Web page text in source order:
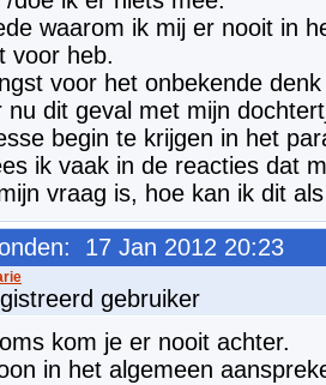
waarom ik mij er nooit in
voor heb.
voor het onbekende
nu dit geval met mijn
begin te krijgen in het
ik vaak in de reacties dat
vraag is, hoe kan ik dit
17 Jan 2012 20:23
gebruiker
kom je er nooit achter.
in het algemeen